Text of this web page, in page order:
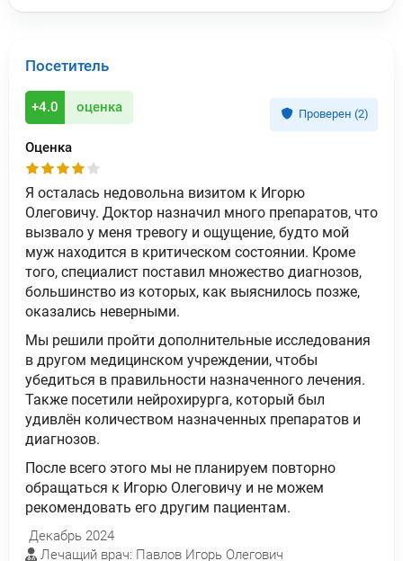
Посетитель
+4.0 оценка Проверен (2)
Оценка
Я осталась недовольна визитом к Игорю
Олеговичу. Доктор назначил много препаратов, что
вызвало у меня тревогу и ощущение, будто мой
муж находится в критическом состоянии. Кроме
того, специалист поставил множество диагнозов,
большинство из которых, как выяснилось позже,
оказались неверными.
Мы решили пройти дополнительные исследования
в другом медицинском учреждении, чтобы
убедиться в правильности назначенного лечения.
Также посетили нейрохирурга, который был
удивлён количеством назначенных препаратов и
диагнозов.
После всего этого мы не планируем повторно
обращаться к Игорю Олеговичу и не можем
рекомендовать его другим пациентам.
Декабрь 2024
Лечащий врач: Павлов Игорь Олегович